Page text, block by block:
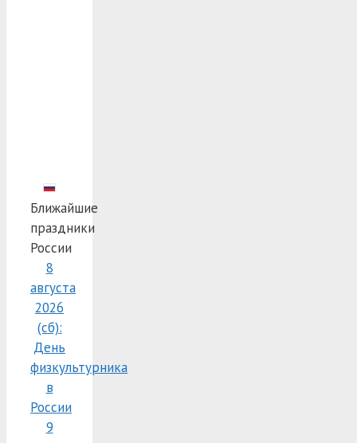
Ближайшие
праздники
России
8
августа
2026
(сб):
День
физкультурника
в
России
9